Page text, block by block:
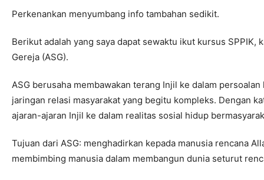
Perkenankan menyumbang info tambahan sedikit.
Berikut adalah yang saya dapat sewaktu ikut kursus SPPIK,
Gereja (ASG).
ASG berusaha membawakan terang Injil ke dalam
jaringan relasi masyarakat yang begitu kompleks. Dengan
ajaran-ajaran Injil ke dalam realitas sosial hidup
Tujuan dari ASG: menghadirkan kepada manusia rencana
membimbing manusia dalam membangun dunia seturut